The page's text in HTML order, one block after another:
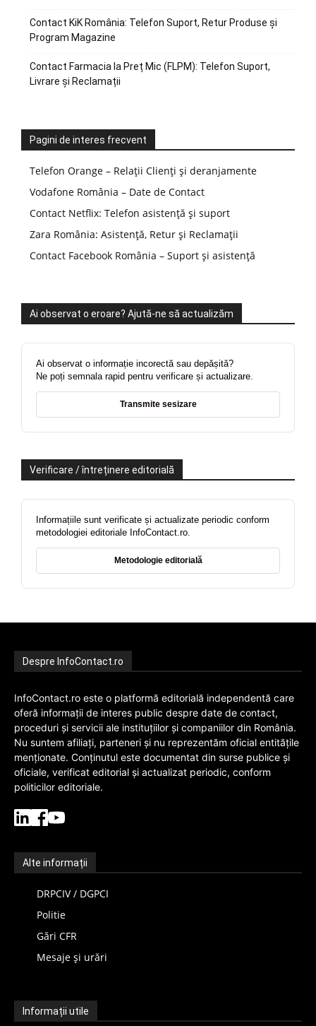
Contact KiK România: Telefon Suport, Retur Produse și
Program Magazine
Contact Farmacia la Preț Mic (FLPM): Telefon Suport,
Livrare și Reclamații
Pagini de interes frecvent
Telefon Orange – Relații Clienți și deranjamente
Vodafone România – Date de Contact
Contact Netflix: Telefon asistență și suport
Zara România: Asistență, Retur și Reclamații
Contact Facebook România – Suport și asistență
Ai observat o eroare? Ajută-ne să actualizăm
Ai observat o informație incorectă sau depășită?
Ne poți semnala rapid pentru verificare și actualizare.
Transmite sesizare
Verificare / întreținere editorială
Informațiile sunt verificate și actualizate periodic conform
metodologiei editoriale InfoContact.ro.
Metodologie editorială
Despre InfoContact.ro
InfoContact.ro este o platformă editorială independentă care
oferă informații de interes public despre date de contact,
proceduri și servicii ale instituțiilor și companiilor din România.
Nu suntem afiliați, parteneri și nu reprezentăm oficial entitățile
menționate. Conținutul este documentat din surse publice și
oficiale, verificat editorial și actualizat periodic, conform
politicilor editoriale.
Alte informații
DRPCIV / DGPCI
Politie
Gări CFR
Mesaje și urări
Informații utile